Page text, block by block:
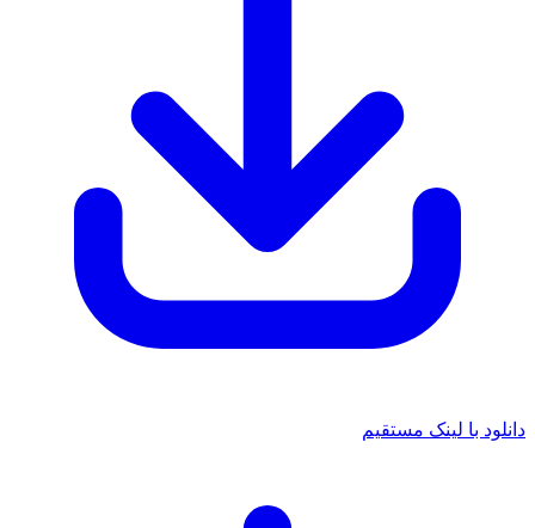
دانلود با لینک مستقیم